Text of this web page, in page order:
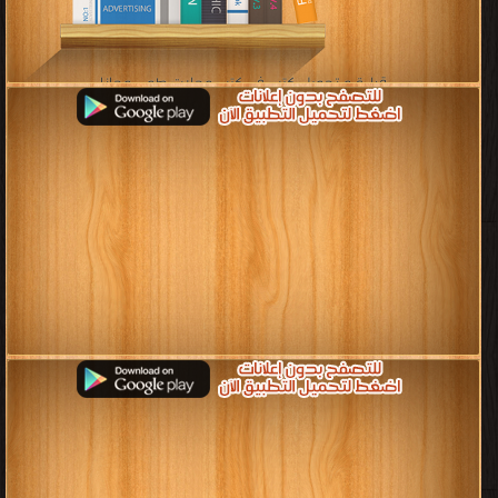
قراءة و تحميل كتب في كتب مجلات طهي مجانا
[ 1 كتاب/كتب ]